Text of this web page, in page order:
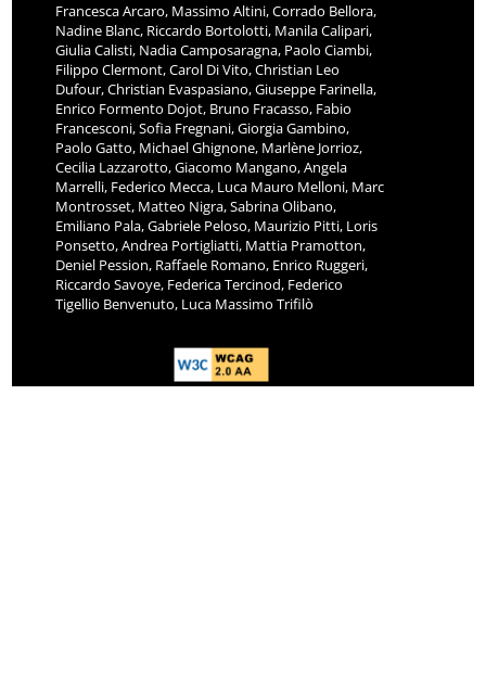
Francesca Arcaro, Massimo Altini, Corrado Bellora,
Nadine Blanc, Riccardo Bortolotti, Manila Calipari,
Giulia Calisti, Nadia Camposaragna, Paolo Ciambi,
Filippo Clermont, Carol Di Vito, Christian Leo
Dufour, Christian Evaspasiano, Giuseppe Farinella,
Enrico Formento Dojot, Bruno Fracasso, Fabio
Francesconi, Sofia Fregnani, Giorgia Gambino,
Paolo Gatto, Michael Ghignone, Marlène Jorrioz,
Cecilia Lazzarotto, Giacomo Mangano, Angela
Marrelli, Federico Mecca, Luca Mauro Melloni, Marc
Montrosset, Matteo Nigra, Sabrina Olibano,
Emiliano Pala, Gabriele Peloso, Maurizio Pitti, Loris
Ponsetto, Andrea Portigliatti, Mattia Pramotton,
Deniel Pession, Raffaele Romano, Enrico Ruggeri,
Riccardo Savoye, Federica Tercinod, Federico
Tigellio Benvenuto, Luca Massimo Trifilò